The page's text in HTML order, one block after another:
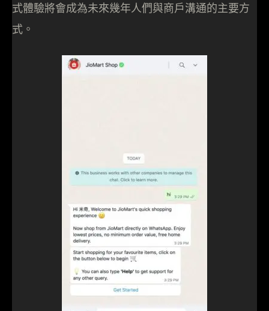
式體驗將會成為未來幾年人們與商戶溝通的主要方
式。